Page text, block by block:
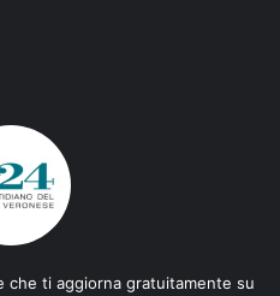
che ti aggiorna gratuitamente su